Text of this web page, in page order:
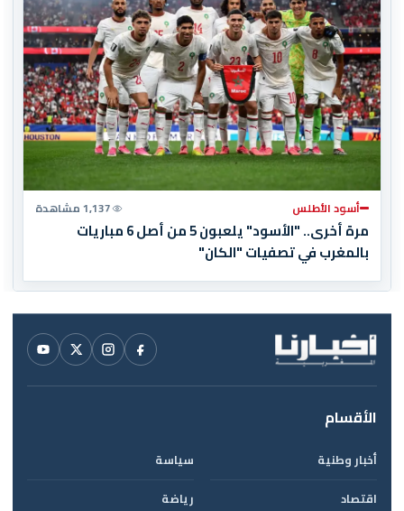
أسود الأطلس 1,137 مشاهدة
مرة أخرى.. "الأسود" يلعبون 5 من أصل 6 مباريات
بالمغرب في تصفيات "الكان"
الأقسام
أخبار وطنية
سياسة
اقتصاد
رياضة